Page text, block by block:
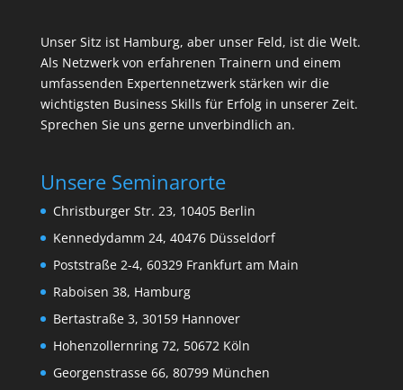
Unser Sitz ist Hamburg, aber unser Feld, ist die Welt.
Als Netzwerk von erfahrenen Trainern und einem
umfassenden Expertennetzwerk stärken wir die
wichtigsten Business Skills für Erfolg in unserer Zeit.
Sprechen Sie uns gerne unverbindlich an.
Unsere Seminarorte
Christburger Str. 23, 10405 Berlin
Kennedydamm 24, 40476 Düsseldorf
Poststraße 2-4, 60329 Frankfurt am Main
Raboisen 38, Hamburg
Bertastraße 3, 30159 Hannover
Hohenzollernring 72, 50672 Köln
Georgenstrasse 66, 80799 München